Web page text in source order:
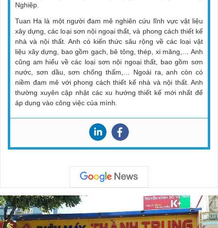
Nghiệp.
Tuan Ha là một người đam mê nghiên cứu lĩnh vực vật liệu
xây dựng, các loại sơn nội ngoại thất, và phong cách thiết kế
nhà và nội thất. Anh có kiến thức sâu rộng về các loại vật
liệu xây dựng, bao gồm gạch, bê tông, thép, xi măng,… Anh
cũng am hiểu về các loại sơn nội ngoại thất, bao gồm sơn
nước, sơn dầu, sơn chống thấm,… Ngoài ra, anh còn có
niềm đam mê với phong cách thiết kế nhà và nội thất. Anh
thường xuyên cập nhật các xu hướng thiết kế mới nhất để
áp dụng vào công việc của mình.